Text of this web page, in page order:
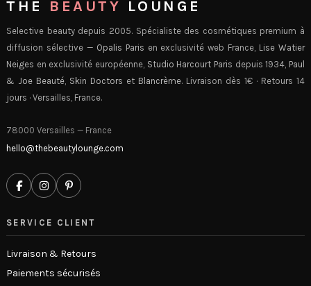
THE BEAUTY LOUNGE
Selective beauty depuis 2005. Spécialiste des cosmétiques premium à
diffusion sélective — Opalis Paris en exclusivité web France, Lise Watier
Neiges en exclusivité européenne, Studio Harcourt Paris depuis 1934, Paul
& Joe Beauté, Skin Doctors et Blancrème. Livraison dès 1€ · Retours 14
jours · Versailles, France.
78000 Versailles — France
hello@thebeautylounge.com
SERVICE CLIENT
Livraison & Retours
Paiements sécurisés